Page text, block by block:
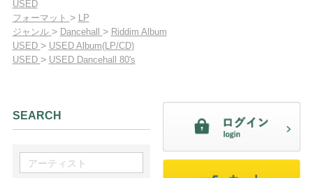
USED
フォーマット > LP
ジャンル > Dancehall > Riddim Album
USED > USED Album(LP/CD)
USED > USED Dancehall 80's
SEARCH